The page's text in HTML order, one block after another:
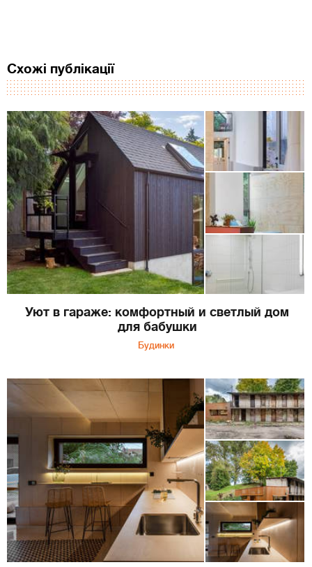
Схожі публікації
Уют в гараже: комфортный и светлый дом
для бабушки
Будинки